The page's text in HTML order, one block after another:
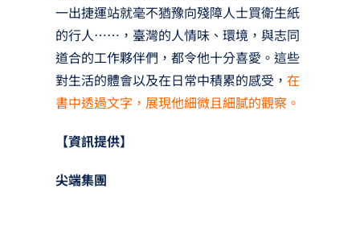
一出捷運站就毫不猶豫向殘障人士買衛生紙
的行人……，臺灣的人情味、環境，與志同
道合的工作夥伴們，都令他十分喜愛。這些
對生活的體會以及在日常中積累的感受， 在
書中透過文字，展現他細微且細膩的觀察。
【資訊提供】
尖端集團